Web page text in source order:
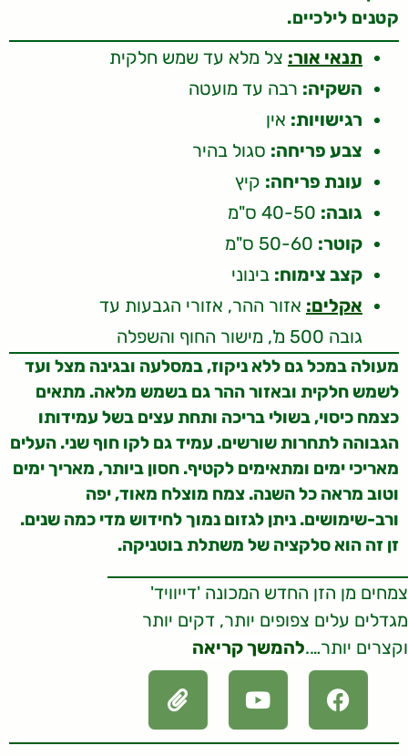
קטנים לילכיים.
תנאי אור: צל מלא עד שמש חלקית
השקיה: רבה עד מועטה
רגישויות: אין
צבע פריחה: סגול בהיר
עונת פריחה: קיץ
גובה:
קוטר:
קצב צימוח: בינוני
אקלים: אזור ההר, אזורי הגבעות עד
גובה 500 מ', מישור החוף והשפלה
מעולה במכל גם ללא ניקוז, במסלעה ובגינה מצל ועד
לשמש חלקית ובאזור ההר גם בשמש מלאה. מתאים
כצמח כיסוי, בשולי בריכה ותחת עצים בשל עמידותו
הגבוהה לתחרות שורשים. עמיד גם לקו חוף שני. העלים
מאריכי ימים ומתאימים לקטיף. חסון ביותר, מאריך ימים
וטוב מראה כל השנה. צמח מוצלח מאוד, יפה
ורב-שימושים. ניתן לגזום נמוך לחידוש מדי כמה שנים.
זן זה הוא סלקציה של משתלת בוטניקה.
צמחים מן הזן החדש המכונה 'דייוויד'
מגדלים עלים צפופים יותר, דקים יותר
וקצרים יותר….להמשך קריאה